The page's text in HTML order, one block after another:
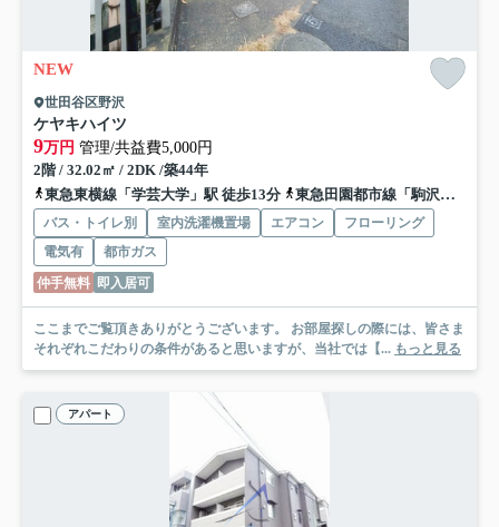
NEW
世田谷区野沢
ケヤキハイツ
9万円 管理/共益費5,000円
2階 / 32.02㎡ / 2DK /築44年
東急東横線「学芸大学」駅 徒歩13分
東急田園都市線「駒沢大学」駅 徒歩17分
バス・トイレ別 室内洗濯機置場 エアコン
フローリング
電気有
都市ガス
仲手無料 即入居可
ここまでご覧頂きありがとうございます。 お部屋探しの際には、皆さま
それぞれこだわりの条件があると思いますが、当社では【... もっと見る
アパート